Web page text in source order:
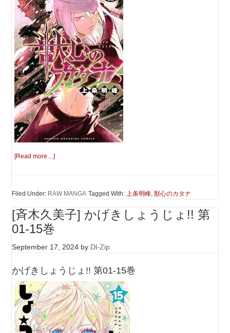
[Read more…]
Filed Under: RAW MANGA Tagged With:上条明峰,獣心のカタナ
[斉木久美子] かげきしょうじょ!! 第
01-15巻
September 17, 2024 by Dl-Zip
かげきしょうじょ!! 第01-15巻